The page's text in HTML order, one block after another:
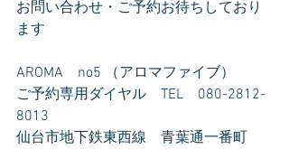
お問い合わせ・ご予約お待ちしており
ます
AROMA　no5 （アロマファイブ）
ご予約専用ダイヤル　TEL　080-2812-
8013
仙台市地下鉄東西線　青葉通一番町